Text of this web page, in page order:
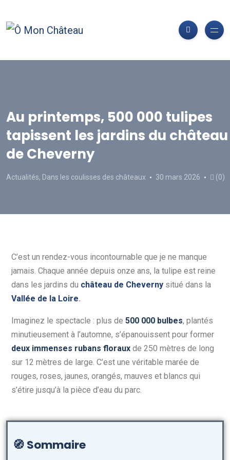
Au printemps, 500 000 tulipes
tapissent les jardins du château
de Cheverny
Actualités, Dans les coulisses des châteaux 30 mars 2026 (0)
C’est un rendez-vous incontournable que je ne manque
jamais. Chaque année depuis onze ans, la tulipe est reine
dans les jardins du château de Cheverny situé dans la
Vallée de la Loire.
Imaginez le spectacle : plus de 500 000 bulbes, plantés
minutieusement à l’automne, s’épanouissent pour former
deux immenses rubans floraux de 250 mètres de long
sur 12 mètres de large. C’est une véritable marée de
rouges, roses, jaunes, orangés, mauves et blancs qui
s’étire jusqu’à la pièce d’eau du parc.
🧭Sommaire